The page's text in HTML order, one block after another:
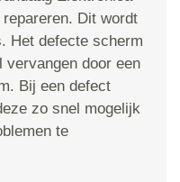
Dit wordt
Het defecte scherm
door een
Bij een defect
zo snel mogelijk
te